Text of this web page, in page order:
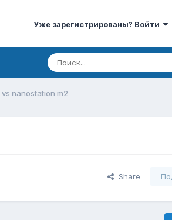
Уже зарегистрированы? Войти
nanostation m2
Share